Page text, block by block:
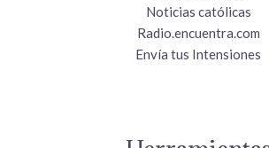
Noticias católicas
Radio.encuentra.com
Envía tus Intensiones